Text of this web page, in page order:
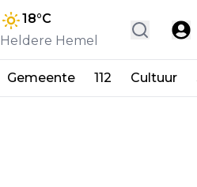
18°C
Heldere Hemel
Gemeente 112 Cultuur